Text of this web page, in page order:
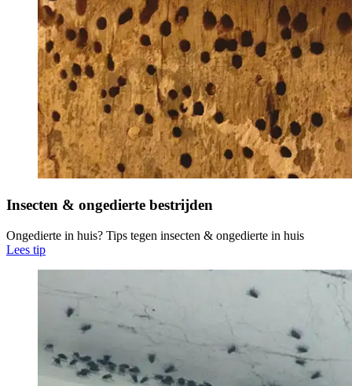
Insecten & ongedierte bestrijden
Ongedierte in huis? Tips tegen insecten & ongedierte in huis
Lees tip